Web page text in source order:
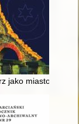
rocznicę
jako miasto